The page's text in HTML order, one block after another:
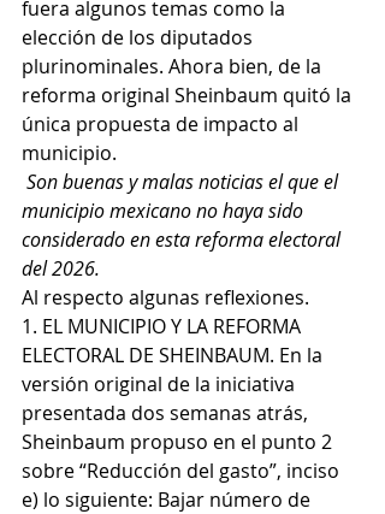
fuera algunos temas como la
elección de los diputados
plurinominales. Ahora bien, de la
reforma original Sheinbaum quitó la
única propuesta de impacto al
municipio.
Son buenas y malas noticias el que el
municipio mexicano no haya sido
considerado en esta reforma electoral
del 2026.
Al respecto algunas reflexiones.
1. EL MUNICIPIO Y LA REFORMA
ELECTORAL DE SHEINBAUM. En la
versión original de la iniciativa
presentada dos semanas atrás,
Sheinbaum propuso en el punto 2
sobre “Reducción del gasto”, inciso
e) lo siguiente: Bajar número de